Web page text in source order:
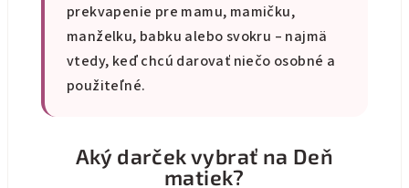
prekvapenie pre mamu, mamičku,
manželku, babku alebo svokru – najmä
vtedy, keď chcú darovať niečo osobné a
použiteľné.
Aký darček vybrať na Deň
matiek?